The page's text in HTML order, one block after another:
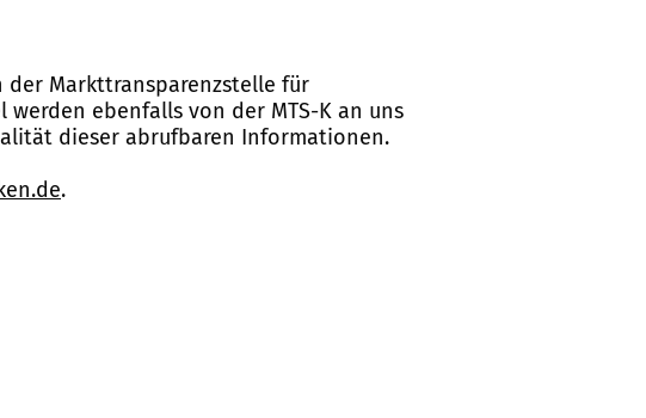
der Markttransparenzstelle für
werden ebenfalls von der MTS-K an uns
dieser abrufbaren Informationen.
.